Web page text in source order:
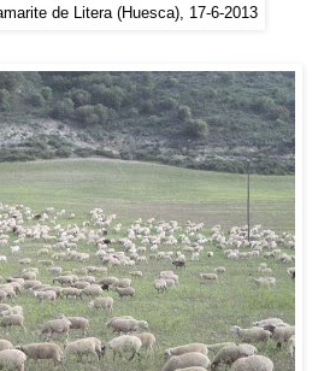
de Litera (Huesca), 17-6-2013